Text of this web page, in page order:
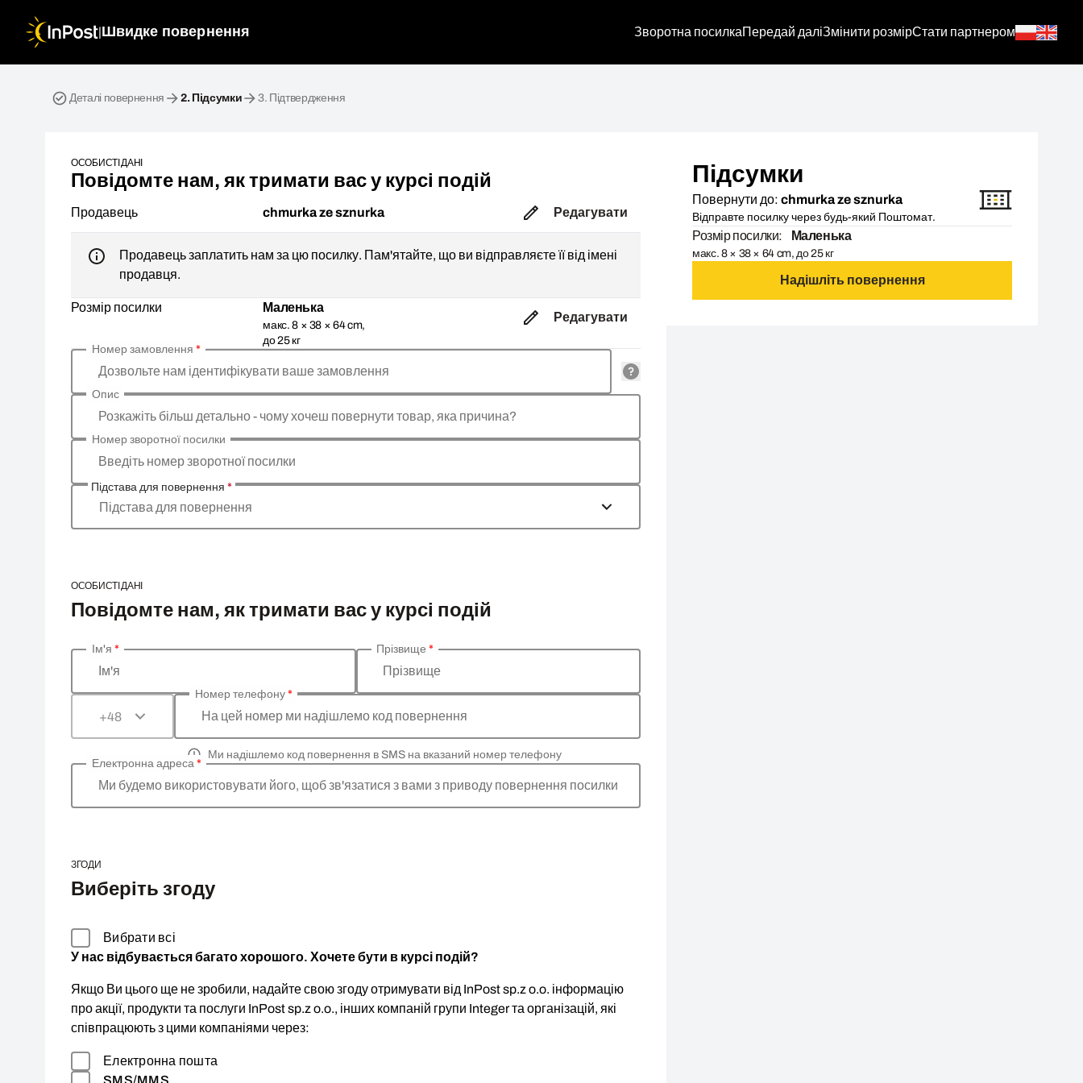
| Швидке повернення Зворотна посилкаПередай даліЗмінити розмірСтати партнером
Деталі повернення 2. Підсумки 3. Підтвердження
ОСОБИСТІ ДАНІ
Повідомте нам, як тримати вас у курсі подій
Продавець chmurka ze sznurka Редагувати
Продавець заплатить нам за цю посилку. Пам'ятайте, що ви відправляєте її від імені
продавця.
Розмір посилки Маленька
макс. 8 × 38 × 64 cm,
до 25 кг
Редагувати
Дозвольте нам ідентифікувати ваше замовлення
Номер замовлення *
Розкажіть більш детально - чому хочеш повернути товар, яка причина?
Опис
Введіть номер зворотної посилки
Номер зворотної посилки
Підстава для повернення *
Підстава для повернення
ОСОБИСТІ ДАНІ
Повідомте нам, як тримати вас у курсі подій
Введіть ваші особисті дані
Ім'я
Ім'я *
Прізвище
Прізвище*
+48 На цей номер ми надішлемо код повернення
Номер телефону*
Ми надішлемо код повернення в SMS на вказаний номер телефону
Ми будемо використовувати його, щоб зв'язатися з вами з приводу повернення посилки
Електронна адреса*
ЗГОДИ
Виберіть згоду
Вибрати всі
У нас відбувається багато хорошого. Хочете бути в курсі подій?
Якщо Ви цього ще не зробили, надайте свою згоду отримувати від InPost sp.z o.o. інформацію
про акції, продукти та послуги InPost sp.z o.o., інших компаній групи Integer та організацій, які
співпрацюють з цими компаніями через:
Електронна пошта
Підсумки
Повернути до: chmurka ze sznurka
Відправте посилку через будь-який Поштомат.
Розмір посилки: Маленька
макс. 8 × 38 × 64 cm, до 25 кг
Надішліть повернення